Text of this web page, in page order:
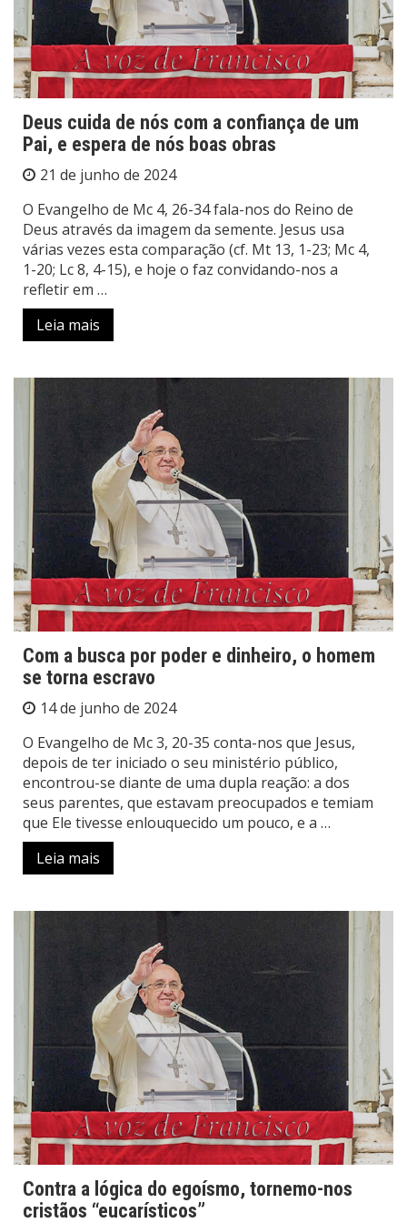
Deus cuida de nós com a confiança de um
Pai, e espera de nós boas obras
21 de junho de 2024
O Evangelho de Mc 4, 26-34 fala-nos do Reino de
Deus através da imagem da semente. Jesus usa
várias vezes esta comparação (cf. Mt 13, 1-23; Mc 4,
1-20; Lc 8, 4-15), e hoje o faz convidando-nos a
refletir em …
Leia mais
Com a busca por poder e dinheiro, o homem
se torna escravo
14 de junho de 2024
O Evangelho de Mc 3, 20-35 conta-nos que Jesus,
depois de ter iniciado o seu ministério público,
encontrou-se diante de uma dupla reação: a dos
seus parentes, que estavam preocupados e temiam
que Ele tivesse enlouquecido um pouco, e a …
Leia mais
Contra a lógica do egoísmo, tornemo-nos
cristãos “eucarísticos”